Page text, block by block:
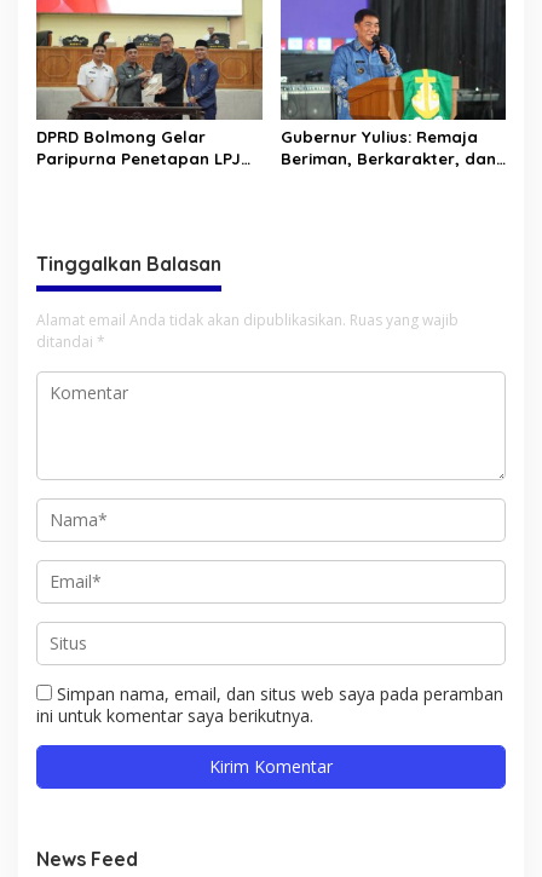
DPRD Bolmong Gelar
Paripurna Penetapan LPJ
Gubernur Yulius: Remaja
Beriman, Berkarakter, dan
Tinggalkan Balasan
Alamat email Anda tidak akan dipublikasikan. Ruas yang wajib
ditandai *
Simpan nama, email, dan situs web saya pada peramban
ini untuk komentar saya berikutnya.
News Feed